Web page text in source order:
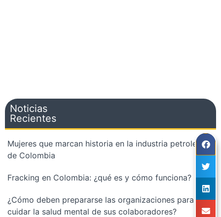
Noticias
Recientes
Mujeres que marcan historia en la industria petrolera
de Colombia
Fracking en Colombia: ¿qué es y cómo funciona?
¿Cómo deben prepararse las organizaciones para
cuidar la salud mental de sus colaboradores?